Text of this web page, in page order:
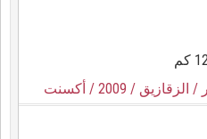
/ الزقازيق / 2009
/ أكسنت